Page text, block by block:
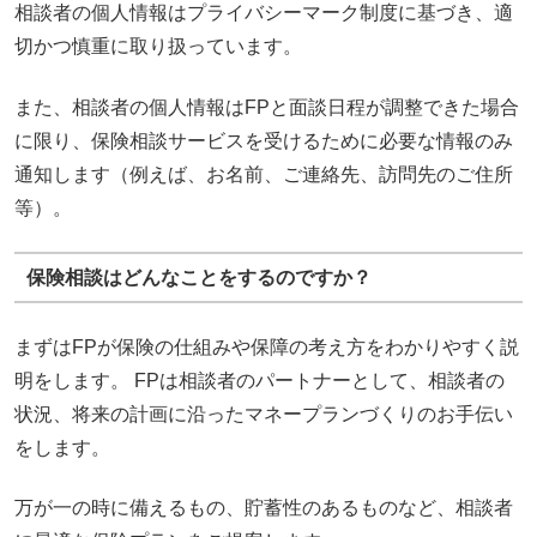
相談者の個人情報はプライバシーマーク制度に基づき、適
切かつ慎重に取り扱っています。
また、相談者の個人情報はFPと面談日程が調整できた場合
に限り、保険相談サービスを受けるために必要な情報のみ
通知します（例えば、お名前、ご連絡先、訪問先のご住所
等）。
保険相談はどんなことをするのですか？
まずはFPが保険の仕組みや保障の考え方をわかりやすく説
明をします。 FPは相談者のパートナーとして、相談者の
状況、将来の計画に沿ったマネープランづくりのお手伝い
をします。
万が一の時に備えるもの、貯蓄性のあるものなど、相談者